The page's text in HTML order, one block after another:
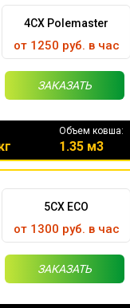
4CX Polemaster
от 1250 руб. в час
ЗАКАЗАТЬ
Объем ковша:
1.35 м3
5CX ECO
от 1300 руб. в час
ЗАКАЗАТЬ